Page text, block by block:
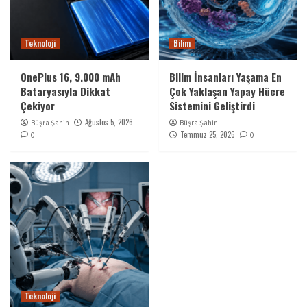
Pentagon’dan Microsoft ile 9,6 Milyar Dolarlık
Dev Yazılım Anlaşması
Öne Çıkan Haberler
İsrail Basını Türkiye’nin Füze Hamlesini
Gündeme Taşıdı: “Süper Güç Kulübüne Katıldı”
Teknoloji
OnePlus 16, 9.000 mAh
Bataryasıyla Dikkat
Çekiyor
Büşra Şahin Ağustos 5, 2026
0
Bilim
Bilim İnsanları Yaşama En
Çok Yaklaşan Yapay Hücre
Sistemini Geliştirdi
Büşra Şahin
Temmuz 25, 2026 0
Teknoloji